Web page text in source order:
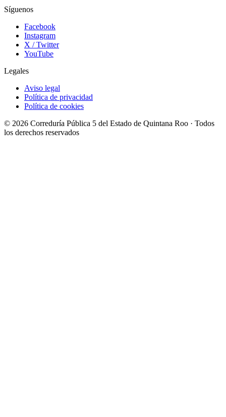
Síguenos
Facebook
Instagram
X / Twitter
YouTube
Legales
Aviso legal
Política de privacidad
Política de cookies
© 2026 Correduría Pública 5 del Estado de Quintana Roo · Todos
los derechos reservados